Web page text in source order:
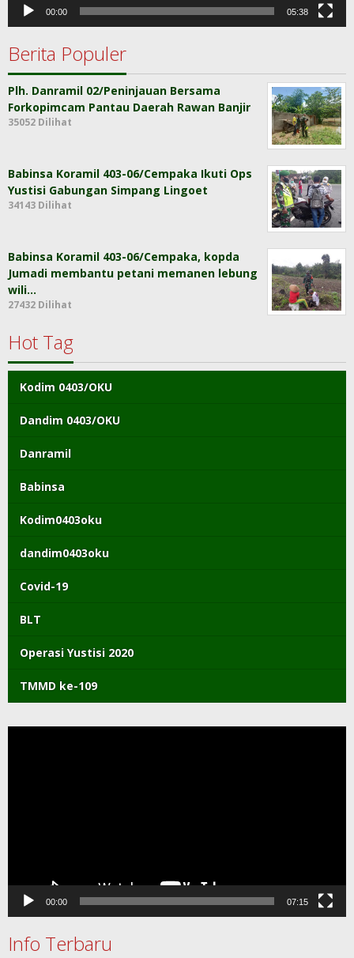
00:00 05:38
Berita Populer
Plh. Danramil 02/Peninjauan Bersama
Forkopimcam Pantau Daerah Rawan Banjir
35052 Dilihat
Babinsa Koramil 403-06/Cempaka Ikuti Ops
Yustisi Gabungan Simpang Lingoet
34143 Dilihat
Babinsa Koramil 403-06/Cempaka, kopda
Jumadi membantu petani memanen lebung
wili…
27432 Dilihat
Hot Tag
Kodim 0403/OKU
Dandim 0403/OKU
Danramil
Babinsa
Kodim0403oku
dandim0403oku
Covid-19
BLT
Operasi Yustisi 2020
TMMD ke-109
00:00 07:15
Info Terbaru